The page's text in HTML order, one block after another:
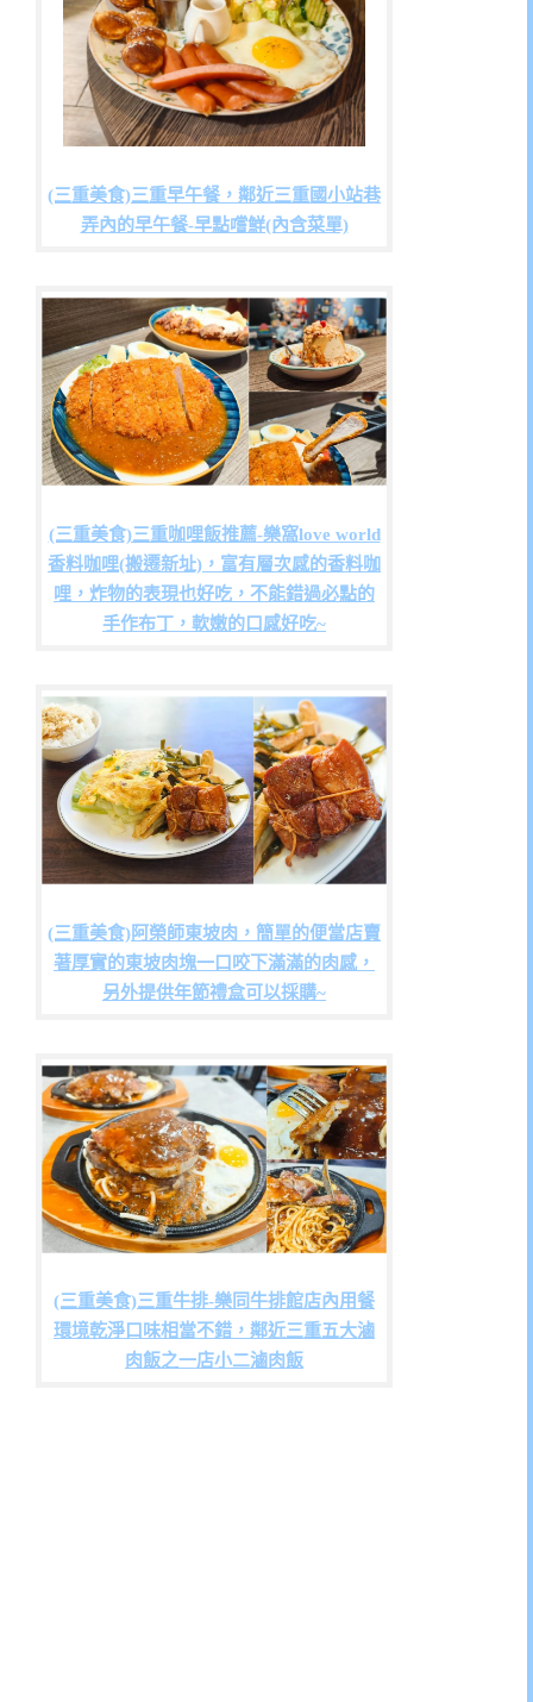
(三重美食)三重早午餐，鄰近三重國小站巷
弄內的早午餐-早點嚐鮮(內含菜單)
(三重美食)三重咖哩飯推薦-樂窩love world
香料咖哩(搬遷新址)，富有層次感的香料咖
哩，炸物的表現也好吃，不能錯過必點的
手作布丁，軟嫩的口感好吃~
(三重美食)阿榮師東坡肉，簡單的便當店賣
著厚實的東坡肉塊一口咬下滿滿的肉感，
另外提供年節禮盒可以採購~
(三重美食)三重牛排-樂同牛排館店內用餐
環境乾淨口味相當不錯，鄰近三重五大滷
肉飯之一店小二滷肉飯